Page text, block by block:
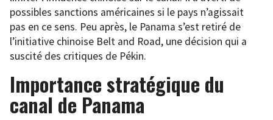
possibles sanctions américaines si le pays n’agissait
pas en ce sens. Peu après, le Panama s’est retiré de
l’initiative chinoise Belt and Road, une décision qui a
suscité des critiques de Pékin.
Importance stratégique du
canal de Panama